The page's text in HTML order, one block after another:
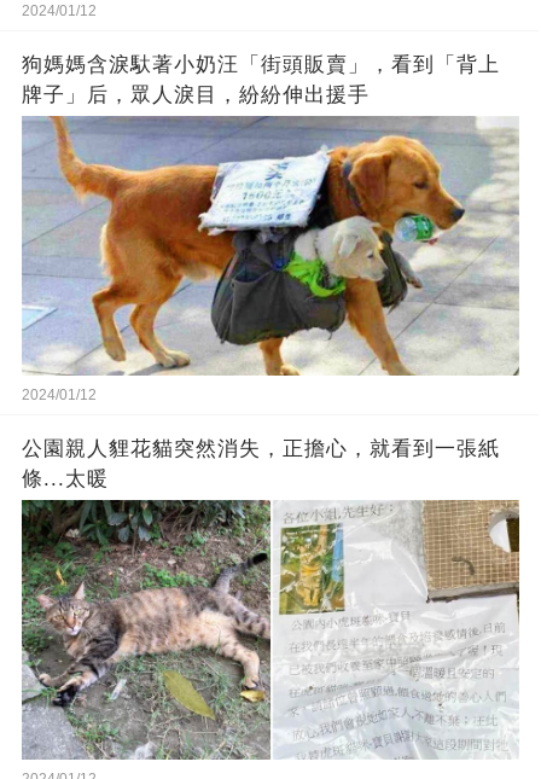
2024/01/12
狗媽媽含淚馱著小奶汪「街頭販賣」，看到「背上
牌子」后，眾人淚目，紛紛伸出援手
2024/01/12
公園親人貍花貓突然消失，正擔心，就看到一張紙
條...太暖